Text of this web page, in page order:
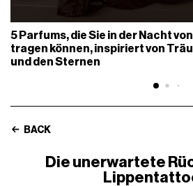
5 Parfums, die Sie in der Nacht
tragen können, inspiriert von
und den Sternen
BACK
Die unerwartete